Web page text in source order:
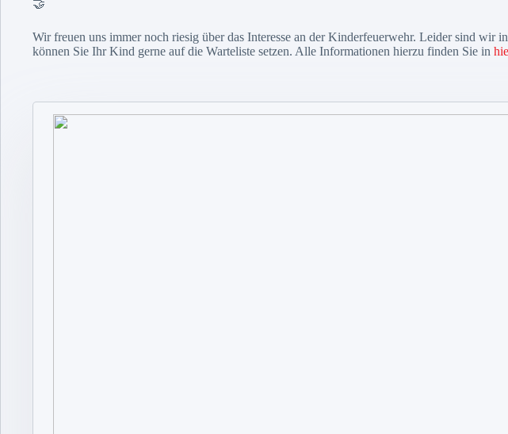
Wir freuen uns immer noch riesig über das Interesse an der Kinderfeuerwehr. Leider sind wir
können Sie Ihr Kind gerne auf die Warteliste setzen. Alle Informationen hierzu finden Sie in